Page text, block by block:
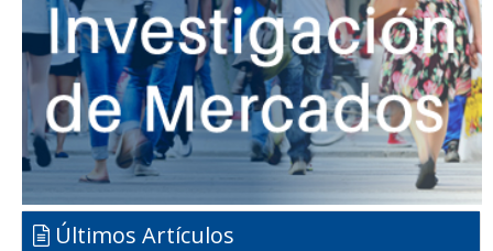
Últimos Artículos